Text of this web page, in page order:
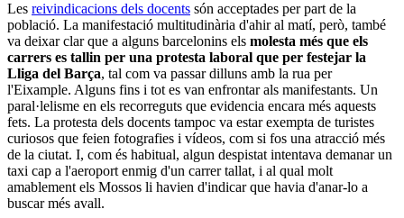
Les reivindicacions dels docents són acceptades per part de la
població. La manifestació multitudinària d'ahir al matí, però, també
va deixar clar que a alguns barcelonins els molesta més que els
carrers es tallin per una protesta laboral que per festejar la
Lliga del Barça, tal com va passar dilluns amb la rua per
l'Eixample. Alguns fins i tot es van enfrontar als manifestants. Un
paral·lelisme en els recorreguts que evidencia encara més aquests
fets. La protesta dels docents tampoc va estar exempta de turistes
curiosos que feien fotografies i vídeos, com si fos una atracció més
de la ciutat. I, com és habitual, algun despistat intentava demanar un
taxi cap a l'aeroport enmig d'un carrer tallat, i al qual molt
amablement els Mossos li havien d'indicar que havia d'anar-lo a
buscar més avall.